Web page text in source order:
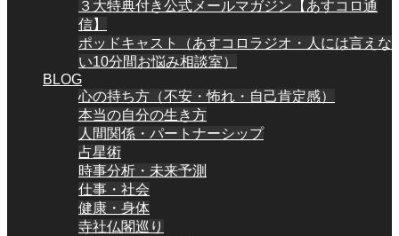
３大特典付き公式メールマガジン【あすコロ通
信】
ポッドキャスト（あすコロラジオ・人には言えな
い10分間お悩み相談室）
BLOG
心の持ち方（不安・怖れ・自己肯定感）
本当の自分の生き方
人間関係・パートナーシップ
占星術
時事分析・未来予測
仕事・社会
健康・身体
寺社仏閣巡り